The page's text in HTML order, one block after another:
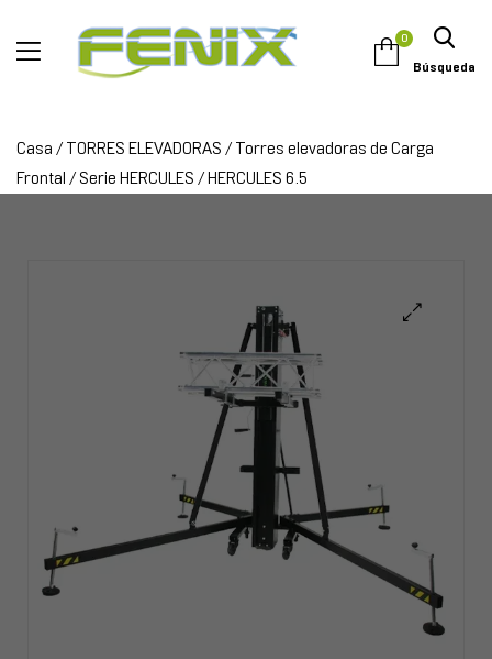
0
Búsqueda
Casa / TORRES ELEVADORAS / Torres elevadoras de Carga
Frontal / Serie HERCULES / HERCULES 6.5